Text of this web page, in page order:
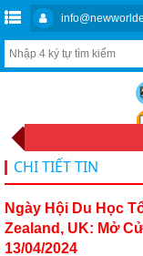
CHI TIẾT TIN
Ngày Hội Du Học
Zealand, UK: Mở
13/04/2024